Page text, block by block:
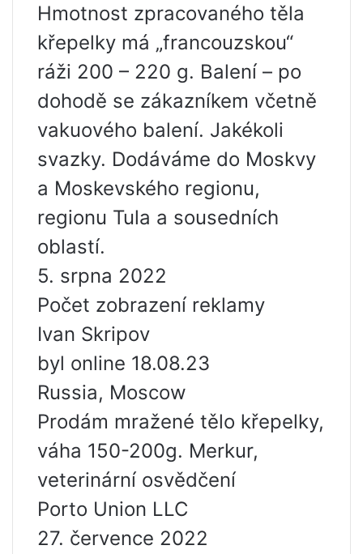
Hmotnost zpracovaného těla
křepelky má „francouzskou“
ráži 200 – 220 g. Balení – po
dohodě se zákazníkem včetně
vakuového balení. Jakékoli
svazky. Dodáváme do Moskvy
a Moskevského regionu,
regionu Tula a sousedních
oblastí.
5. srpna 2022
Počet zobrazení reklamy
Ivan Skripov
byl online 18.08.23
Russia, Moscow
Prodám mražené tělo křepelky,
váha 150-200g. Merkur,
veterinární osvědčení
Porto Union LLC
27. července 2022